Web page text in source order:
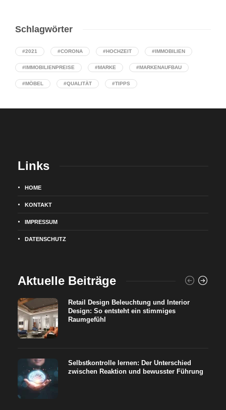
Schlagwörter
#2021 #CORONA #HOCHZEIT #IMMOBILIEN
#IMMOBILIENPREISE #MARKE #MARKENAUFBAU
#MÖBEL #QUALITÄT #TIPPS
Links
HOME
KONTAKT
IMPRESSUM
DATENSCHUTZ
Aktuelle Beiträge
Retail Design Beleuchtung und Interior
Design: So entsteht ein stimmiges
Raumgefühl
Selbstkontrolle lernen: Der Unterschied
zwischen Reaktion und bewusster Führung